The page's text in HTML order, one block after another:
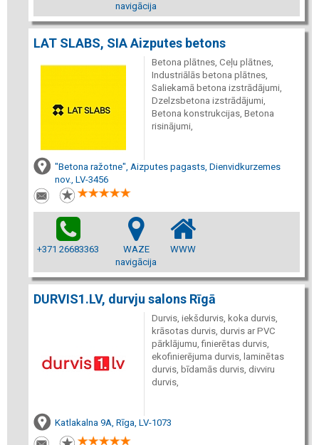
navigācija
LAT SLABS, SIA Aizputes betons
Betona plātnes, Ceļu plātnes,
Industriālās betona plātnes,
Saliekamā betona izstrādājumi,
Dzelzsbetona izstrādājumi,
Betona konstrukcijas, Betona
risinājumi,
"Betona ražotne", Aizputes pagasts, Dienvidkurzemes
nov., LV-3456
+371 26683363
WAZE
navigācija
WWW
DURVIS1.LV, durvju salons Rīgā
Durvis, iekšdurvis, koka durvis,
krāsotas durvis, durvis ar PVC
pārklājumu, finierētas durvis,
ekofinierējuma durvis, laminētas
durvis, bīdamās durvis, divviru
durvis,
Katlakalna 9A, Rīga, LV-1073